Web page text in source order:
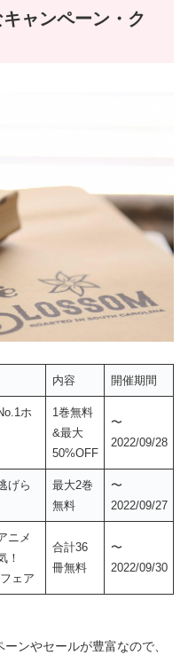
ャンペーン・ク
内容 開催期間
ホ
1巻無料
&最大
50%OFF
〜
2022/09/28
げら
最大2巻
無料
〜
2022/09/27
ニメ
！
ェア
合計36
冊無料
〜
2022/09/30
ンやセールが豊富なので、